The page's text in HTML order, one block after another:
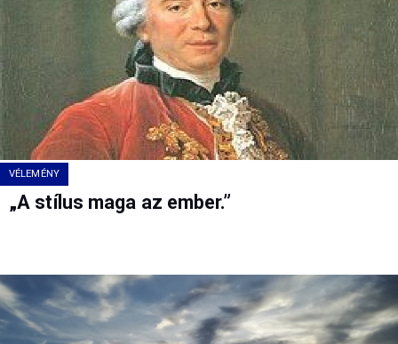
VÉLEMÉNY
„A stílus maga az ember.”